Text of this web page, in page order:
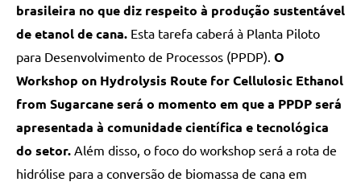
brasileira no que diz respeito à produção sustentável
de etanol de cana. Esta tarefa caberá à Planta Piloto
para Desenvolvimento de Processos (PPDP). O
Workshop on Hydrolysis Route for Cellulosic Ethanol
from Sugarcane será o momento em que a PPDP será
apresentada à comunidade científica e tecnológica
do setor. Além disso, o foco do workshop será a rota de
hidrólise para a conversão de biomassa de cana em